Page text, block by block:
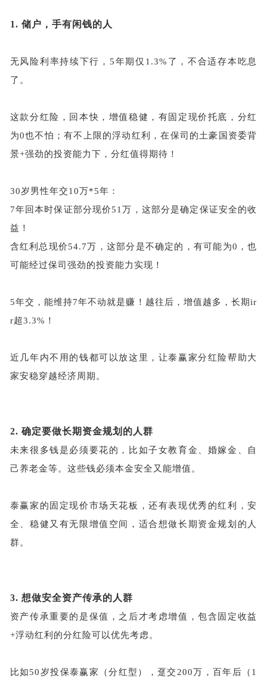
1. 储户，手有闲钱的人
无风险利率持续下行， 5年期仅1.3%了，不合适存本吃息
了。
这款分红险，回本快，增值稳健，有固定现价托底，分红
为0也不怕；有不上限的浮动红利，在保司的土豪国资委背
景+强劲的投资能力下，分红值得期待！
30岁男性年交10万*5年：
7年回本时保证部分现价51万，这部分是确定保证安全的收
益！
含红利总现价54.7万，这部分是不确定的，有可能为0，也
可能经过保司强劲的投资能力实现！
5年交，能维持7年不动就是赚！越往后，增值越多，长期ir
r超3.3%！
近几年内不用的钱都可以放这里，让泰赢家分红险帮助大
家安稳穿越经济周期。
2. 确定要做长期资金规划的人群
未来很多钱是必须要花的，比如子女教育金、婚嫁金、自
己养老金等。这些钱必须本金安全又能增值。
泰赢家的固定现价市场天花板，还有表现优秀的红利，安
全、稳健又有无限增值空间，适合想做长期资金规划的人
群。
3. 想做安全资产传承的人群
资产传承重要的是保值，之后才考虑增值，包含固定收益
+浮动红利的分红险可以优先考虑。
比如50岁投保泰赢家（分红型），趸交200万，百年后（1